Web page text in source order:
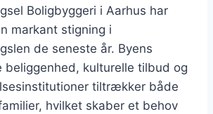
Boligbyggeri i Aarhus har
markant stigning i
de seneste år. Byens
beliggenhed, kulturelle tilbud og
tiltrækker både
hvilket skaber et behov